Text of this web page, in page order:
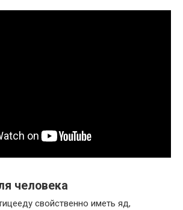
человека
свойственно иметь яд,